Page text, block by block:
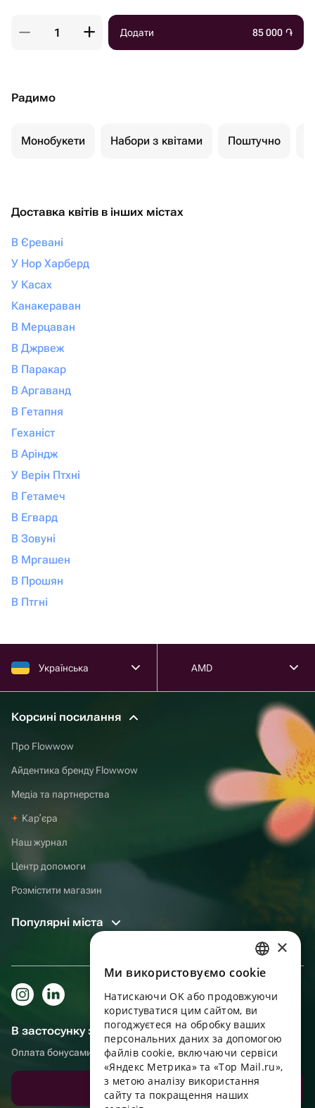
Додати 85 000 ֏
Радимо
Монобукети Набори з квітами Поштучно
Доставка квітів в інших містах
В Єревані
У Нор Харберд
У Касах
Канакераван
В Мерцаван
В Джрвеж
В Паракар
В Аргаванд
В Гетапня
Геханіст
В Аріндж
У Верін Птхні
В Гетамеч
В Егвард
В Зовуні
В Мргашен
В Прошян
В Птгні
Українська AMD
Корсині посилання
Про Flowwow
Айдентика бренду Flowwow
Медіа та партнерства
Карʼєра
Наш журнал
Центр допомоги
Розмістити магазин
Популярні міста
В застосунку зручніше!
Оплата бонусами, самовивіз, зручний чат підтримки
Завантажити додаток
RUSSIAN
ENGLISH
UKRAINIAN
PORTUGUESE
SPANISH
HUNGARIAN
×
Ми використовуємо cookie
Натискаючи OK або продовжуючи
користуватися цим сайтом, ви
погоджуєтеся на обробку ваших
персональних даних за допомогою
файлів cookie, включаючи сервіси
«Яндекс Метрика» та «Top Mail.ru»,
з метою аналізу використання
сайту та покращення наших